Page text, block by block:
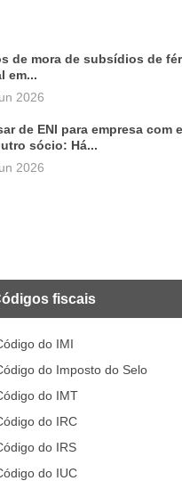
de mora de subsídios de
em...
2026
de ENI para empresa com
sócio: Há...
2026
fiscais
do IMI
do Imposto do Selo
do IMT
do IRC
do IRS
do IUC